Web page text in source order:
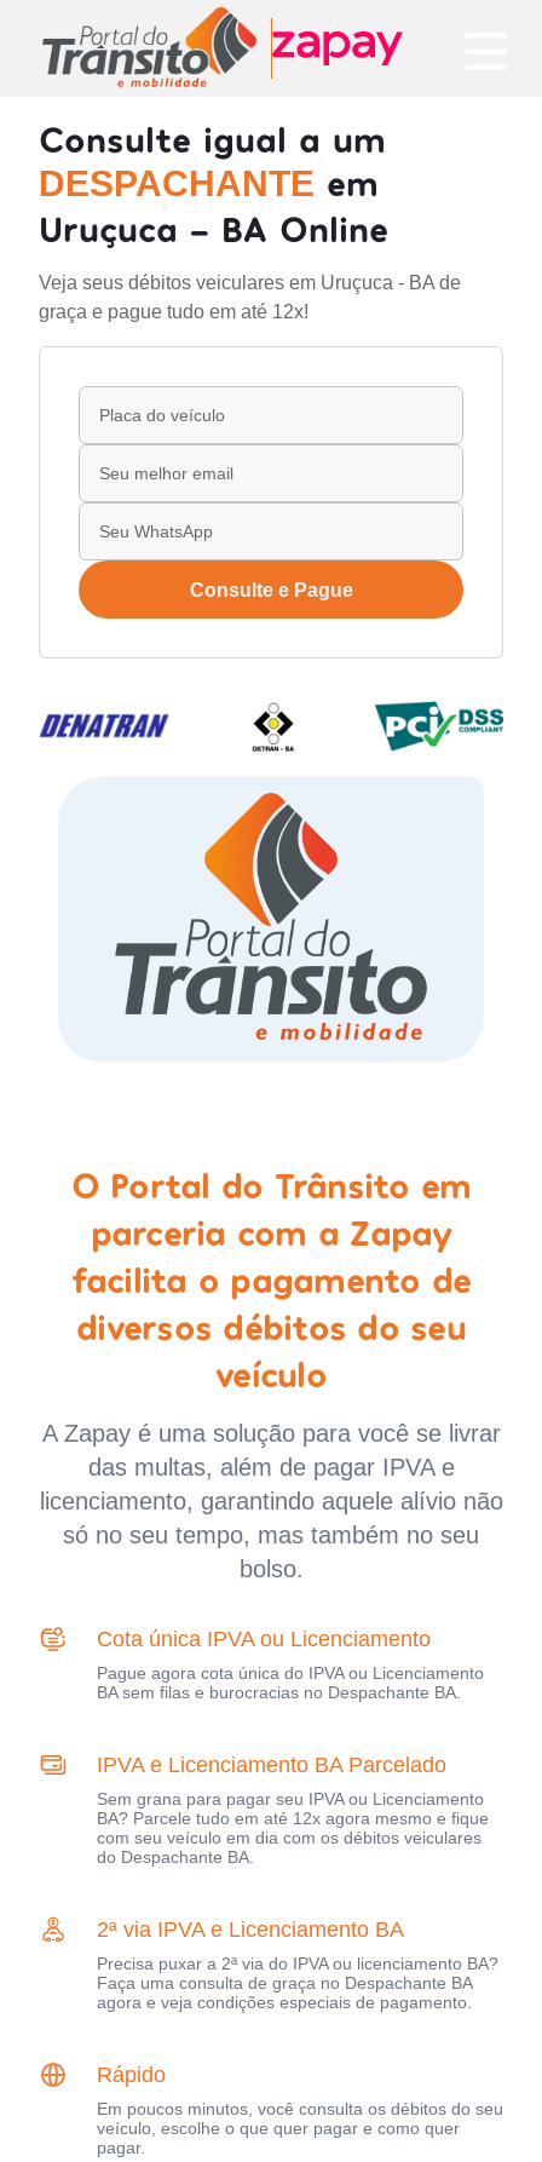
Consulte igual a um
DESPACHANTE em
Uruçuca - BA Online
Veja seus débitos veiculares em Uruçuca - BA de
graça e pague tudo em até 12x!
Consulte e Pague
O Portal do Trânsito em
parceria com a Zapay
facilita o pagamento de
diversos débitos do seu
veículo
A Zapay é uma solução para você se livrar
das multas, além de pagar IPVA e
licenciamento, garantindo aquele alívio não
só no seu tempo, mas também no seu
bolso.
Cota única IPVA ou Licenciamento
Pague agora cota única do IPVA ou Licenciamento
BA sem filas e burocracias no Despachante BA.
IPVA e Licenciamento BA Parcelado
Sem grana para pagar seu IPVA ou Licenciamento
BA? Parcele tudo em até 12x agora mesmo e fique
com seu veículo em dia com os débitos veiculares
do Despachante BA.
2ª via IPVA e Licenciamento BA
Precisa puxar a 2ª via do IPVA ou licenciamento BA?
Faça uma consulta de graça no Despachante BA
agora e veja condições especiais de pagamento.
Rápido
Em poucos minutos, você consulta os débitos do seu
veículo, escolhe o que quer pagar e como quer
pagar.